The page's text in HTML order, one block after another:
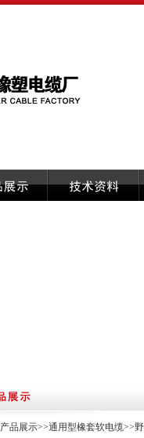
产品展示>>通用型橡套软电缆>>